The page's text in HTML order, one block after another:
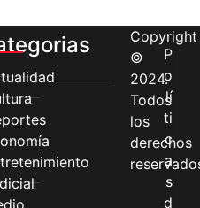
A
Copyright
©
2024.
Todos
los
derechos
P
o
lí
ti
c
a
s
d